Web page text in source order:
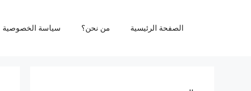
الصفحة الرئيسية من نحن؟ سياسة الخصوصية